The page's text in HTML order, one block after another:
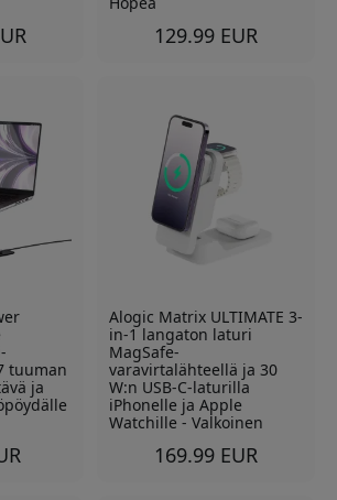
129.99 EUR
tuuman
ja
Alogic Matrix ULTIMATE 3-
in-1 langaton laturi
MagSafe-
varavirtalähteellä ja 30
W:n USB-C-laturilla
iPhonelle ja Apple
Watchille - Valkoinen
169.99 EUR